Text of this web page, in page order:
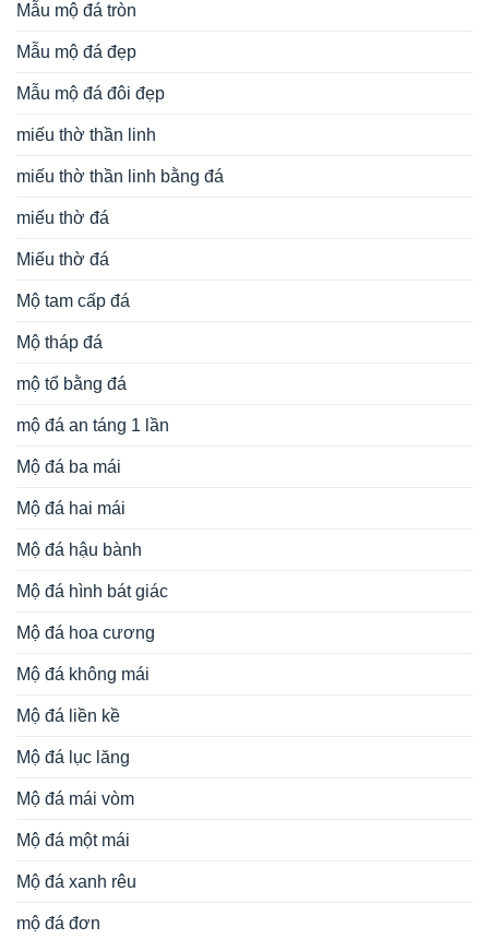
Mẫu mộ đá tròn
Mẫu mộ đá đẹp
Mẫu mộ đá đôi đẹp
miếu thờ thần linh
miếu thờ thần linh bằng đá
miếu thờ đá
Miếu thờ đá
Mộ tam cấp đá
Mộ tháp đá
mộ tổ bằng đá
mộ đá an táng 1 lần
Mộ đá ba mái
Mộ đá hai mái
Mộ đá hậu bành
Mộ đá hình bát giác
Mộ đá hoa cương
Mộ đá không mái
Mộ đá liền kề
Mộ đá lục lăng
Mộ đá mái vòm
Mộ đá một mái
Mộ đá xanh rêu
mộ đá đơn